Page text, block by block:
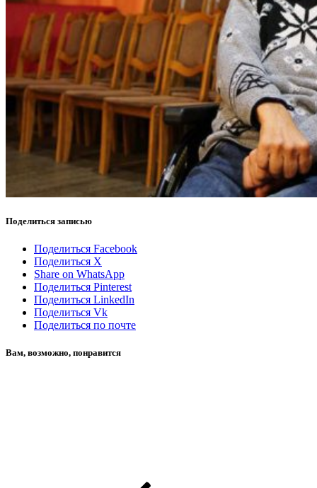
Поделиться записью
Поделиться Facebook
Поделиться X
Share on WhatsApp
Поделиться Pinterest
Поделиться LinkedIn
Поделиться Vk
Поделиться по почте
Вам, возможно, понравится